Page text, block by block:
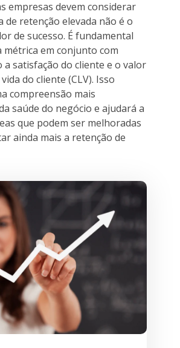
empresas devem considerar
de retenção elevada não é o
de sucesso. É fundamental
métrica em conjunto com
a satisfação do cliente e o valor
do cliente (CLV). Isso
compreensão mais
saúde do negócio e ajudará a
que podem ser melhoradas
ainda mais a retenção de